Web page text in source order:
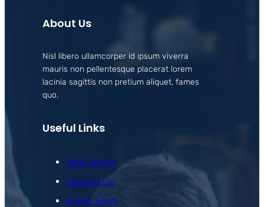
About Us
Nisl libero ullamcorper id ipsum viverra
mauris non pellentesque placerat lorem
lacinia sagittis non pretium aliquet, fames
quo.
Useful Links
Help Center
Contact Us
Online Form